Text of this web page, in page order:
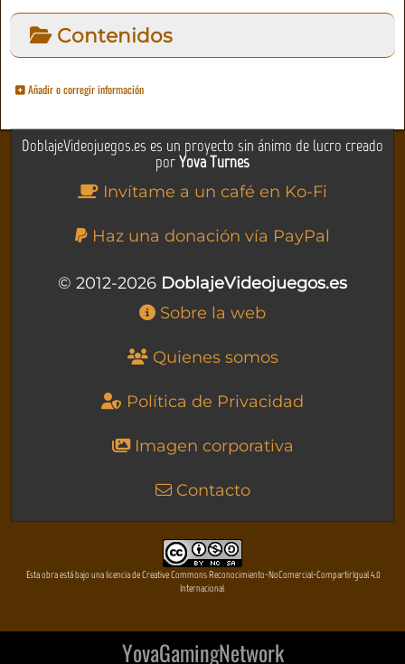
Contenidos
Añadir o corregir información
DoblajeVideojuegos.es es un proyecto sin ánimo de lucro creado
porYova Turnes
Invítame a un café en Ko-Fi
Haz una donación vía PayPal
© 2012-2026 DoblajeVideojuegos.es
Sobre la web
Quienes somos
Política de Privacidad
Imagen corporativa
Contacto
Esta obra está bajo una licencia de Creative Commons Reconocimiento-NoComercial-CompartirIgual 4.0
Internacional
YovaGamingNetwork